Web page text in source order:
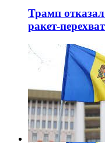
Трамп
ракет-